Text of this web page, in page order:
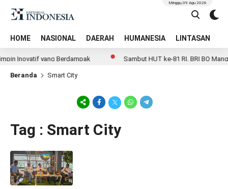
HOME NASIONAL DAERAH HUMANESIA LINTASAN
Minggu, 09 Agu 2026
Inovatif yang Berdampak Sambut HUT ke-81 RI, BRI BO
Beranda Smart City
Tag : Smart City